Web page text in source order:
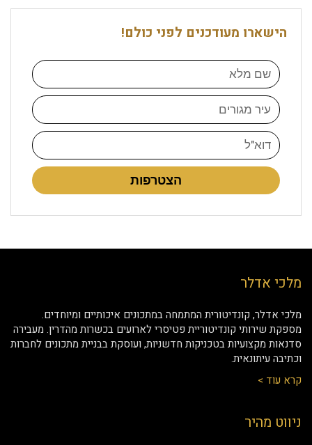
הישארו מעודכנים לפני כולם!
הצטרפות
מלכי אדלר
מלכי אדלר, קונדיטורית המתמחה במתכונים איכותיים ומיוחדים.
מספקת שירותי קונדיטוריית פטיסרי לארועים בכשרות מהדרין. מעבירה
סדנאות מקצועיות בטכניקות חדשניות, ועוסקת בבניית מתכונים לחברות
וכתיבה עיתונאית.
קרא עוד >
ניווט מהיר